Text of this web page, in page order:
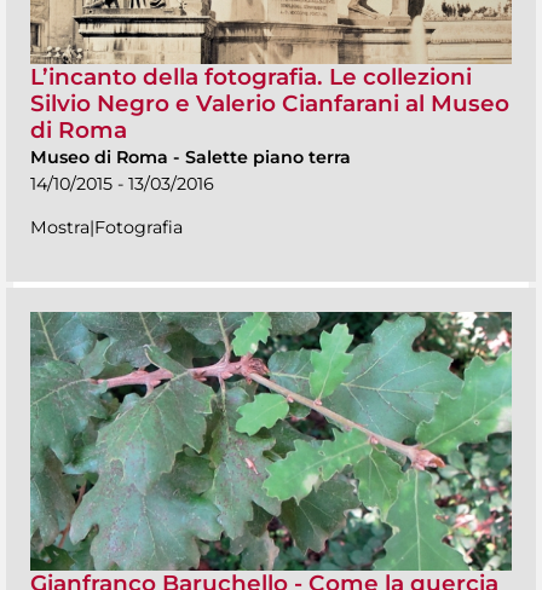
L’incanto della fotografia. Le collezioni
Silvio Negro e Valerio Cianfarani al Museo
di Roma
Museo di Roma - Salette piano terra
14/10/2015 - 13/03/2016
Mostra|Fotografia
Gianfranco Baruchello - Come la quercia